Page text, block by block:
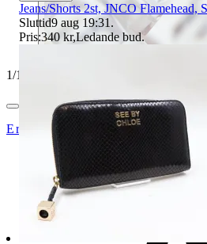
1/11
ErikshjälpenSecondHandSTHLM
Jeans/Shorts 2st, JNCO Flamehead,
Sluttid9 aug 19:31 .
Pris:340 kr,Ledande bud.